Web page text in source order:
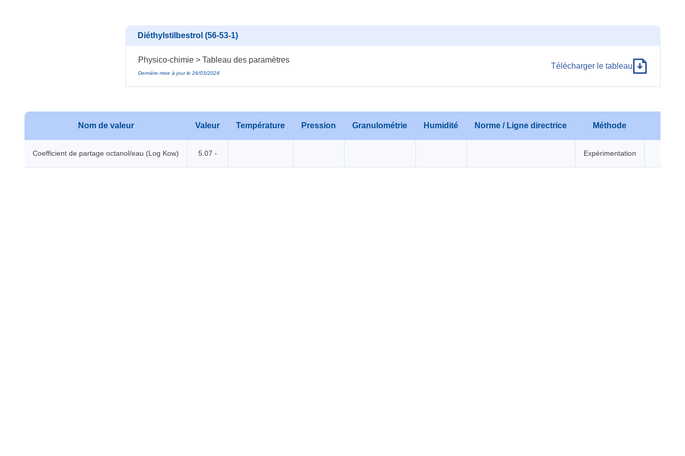
Diéthylstilbestrol (56-53-1)
Physico-chimie > Tableau des paramètres
Dernière mise à jour le 26/03/2024
Télécharger le tableau
Nom de valeur Valeur Température Pression Granulométrie Humidité Norme / Ligne directrice Méthode
Coefficient de partage octanol/eau (Log Kow) 5.07 - Expérimentation